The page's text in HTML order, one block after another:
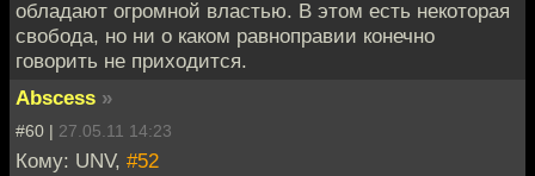
обладают огромной властью. В этом есть некоторая
свобода, но ни о каком равноправии конечно
говорить не приходится.
Abscess »
#60 | 27.05.11 14:23
Кому: UNV, #52